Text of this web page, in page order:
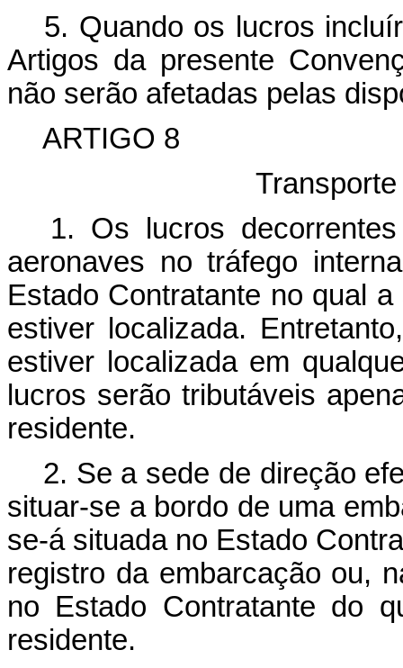
5. Quando os lucros
Artigos da presente
não serão afetadas pelas
ARTIGO 8
1. Os lucros
aeronaves no tráfego
Estado Contratante no qual
estiver localizada.
estiver localizada em
lucros serão tributáveis
residente.
2. Se a sede de direção
situar-se a bordo de uma
se-á situada no Estado
registro da embarcação ou,
no Estado Contratante do
residente.